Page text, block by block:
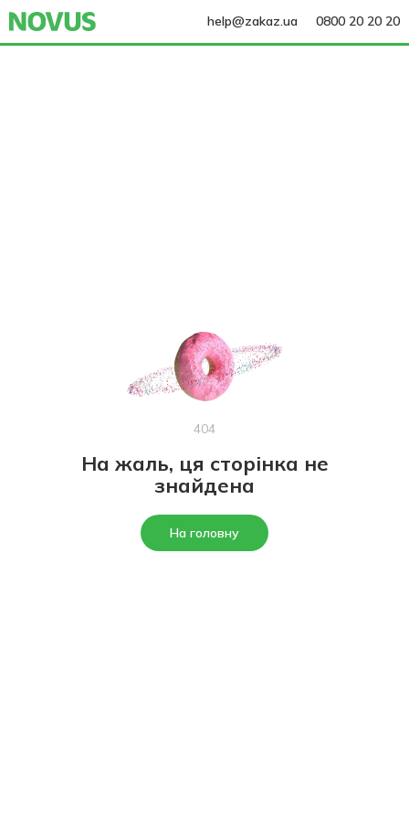
help@zakaz.ua 0800 20 20 20
404
На жаль, ця сторінка не
знайдена
На головну